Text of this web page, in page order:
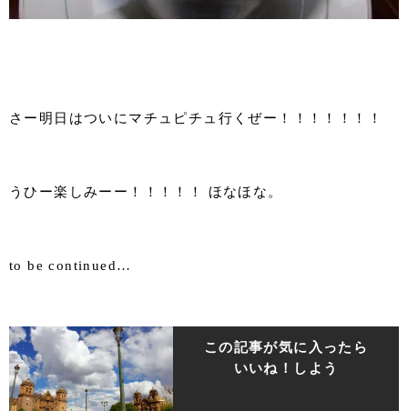
さー明日はついにマチュピチュ行くぜー！！！！！！！
うひー楽しみーー！！！！！ ほなほな。
to be continued…
この記事が気に入ったら
いいね！しよう